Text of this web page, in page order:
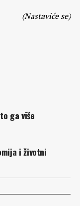
(Nastaviće se)
ga više
i životni